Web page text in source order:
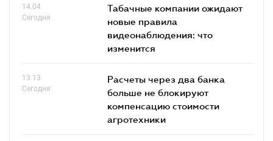
14.04
Сегодня
Табачные компании ожидают
новые правила
видеонаблюдения: что
изменится
13.13
Сегодня
Расчеты через два банка
больше не блокируют
компенсацию стоимости
агротехники